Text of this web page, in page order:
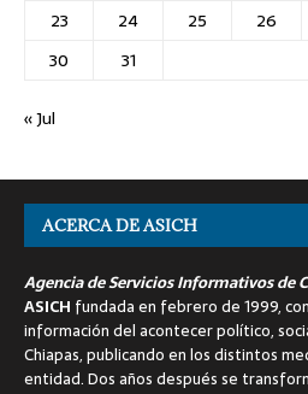
23
24 25 26
30
31
« Jul
ACERCA DE ASICH
Agencia de Servicios Informativos de
ASICH fundada en febrero de 1999,
información del acontecer político,
Chiapas, publicando en los distintos
entidad. Dos años después se